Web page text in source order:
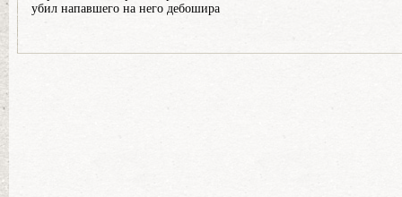
убил напавшего на него дебошира